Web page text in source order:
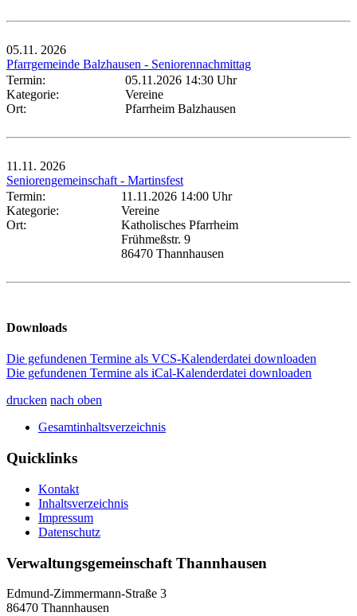
05.11. 2026
Pfarrgemeinde Balzhausen - Seniorennachmittag
Termin:
05.11.2026 14:30 Uhr
Kategorie:
Vereine
Ort:
Pfarrheim Balzhausen
11.11. 2026
Seniorengemeinschaft - Martinsfest
Termin:
11.11.2026 14:00 Uhr
Kategorie:
Vereine
Ort:
Katholisches Pfarrheim
Frühmeßstr. 9
86470 Thannhausen
Downloads
Die gefundenen Termine als VCS-Kalenderdatei downloaden
Die gefundenen Termine als iCal-Kalenderdatei downloaden
drucken nach oben
Gesamtinhaltsverzeichnis
Quicklinks
Kontakt
Inhaltsverzeichnis
Impressum
Datenschutz
Verwaltungsgemeinschaft Thannhausen
Edmund-Zimmermann-Straße 3
86470 Thannhausen